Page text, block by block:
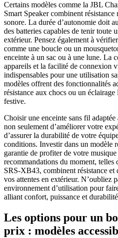
Certains modèles comme la JBL
Smart Speaker combinent
sonore. La durée d’autonomie doit
des batteries capables de tenir toute
extérieur. Pensez également à
comme une boucle ou un
enceinte à un sac ou à une lune. La
appareils et la facilité de connexion
indispensables pour une utilisation
modèles offrent des fonctionnalités
résistance aux chocs ou un
festive.
Choisir une enceinte sans fil
non seulement d’améliorer votre
d’assurer la durabilité de votre
conditions. Investir dans un modèle
garantie de profiter de votre
recommandations du moment,
SRS-XB43, combinent résistance et
vos attentes en extérieur. N’oubliez
environnement d’utilisation pour
alliant confort, puissance et
Les options pour un
prix : modèles